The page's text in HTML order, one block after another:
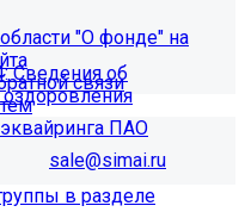
Сведения об
оздоровления
обратиться в
sale@simai.ru
"О фонде" на
связи
ПАО
в разделе